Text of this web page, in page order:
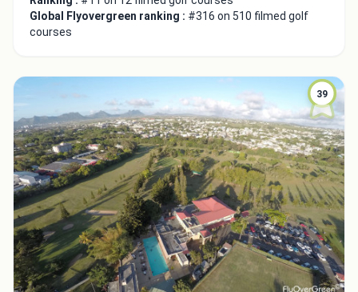
Global Flyovergreen ranking : #316 on 510 filmed golf
courses
39
Close